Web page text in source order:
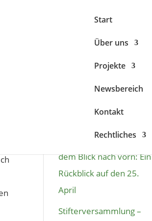
Start
Über uns
Projekte
Newsbereich
Kontakt
Rechtliches
Neueste Beiträge
Herzensprojekten und
dem Blick nach vorn: Ein
Rückblick auf den 25.
April
Stifterversammlung –